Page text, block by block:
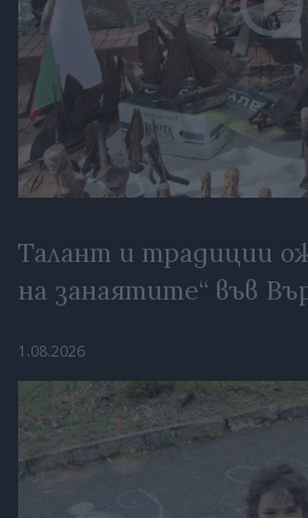
Талант и традиции
на занаятите“ във
1.08.2026